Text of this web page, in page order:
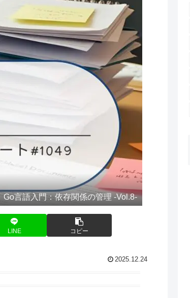
Go言語入門：依存関係の管理 -Vol.8-
LINE コピー
2025.12.24